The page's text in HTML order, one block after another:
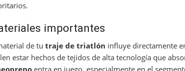
importantes
de tu traje de triatlón influye directamente
estar hechos de tejidos de alta tecnología que
entra en juego, especialmente en el